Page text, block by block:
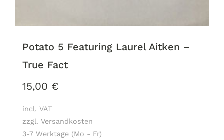
Potato 5 Featuring Laurel Aitken –
True Fact
15,00 €
incl. VAT
zzgl. Versandkosten
3-7 Werktage (Mo - Fr)